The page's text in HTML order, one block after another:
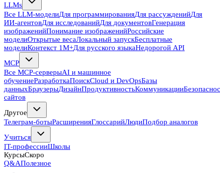
LLMs
Все LLM-моделиДля программированияДля рассужденийДля
ИИ-агентовДля исследованийДля документовГенерация
изображенийПонимание изображенийРоссийские
моделиОткрытые весаЛокальный запускБесплатные
моделиКонтекст 1M+Для русского языкаНедорогой API
MCP
Все MCP-серверыAI и машинное
обучениеРазработкаПоискCloud и DevOpsБазы
данныхБраузерыДизайнПродуктивностьКоммуникации
сайтов
Другое
Телеграм-ботыРасширенияГлоссарийЛюдиПодбор аналогов
Учиться
IT-профессииШколы
КурсыСкоро
Q&AПолезное